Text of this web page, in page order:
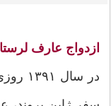
ازدواج عارف
در